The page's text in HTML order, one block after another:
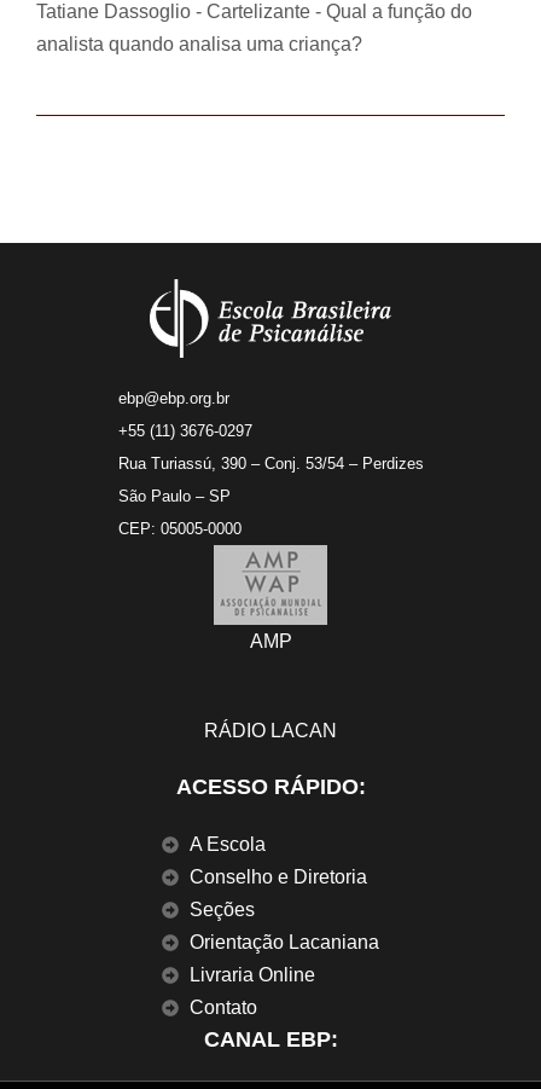
Tatiane Dassoglio - Cartelizante - Qual a função do
analista quando analisa uma criança?
ebp@ebp.org.br
+55 (11) 3676-0297
Rua Turiassú, 390 – Conj. 53/54 – Perdizes
São Paulo – SP
CEP: 05005-0000
AMP
RÁDIO LACAN
ACESSO RÁPIDO:
A Escola
Conselho e Diretoria
Seções
Orientação Lacaniana
Livraria Online
Contato
CANAL EBP: